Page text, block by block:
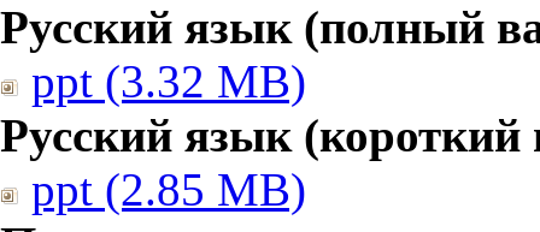
Русский язык (полный
ppt (3.32 MB)
Русский язык (короткий
ppt (2.85 MB)